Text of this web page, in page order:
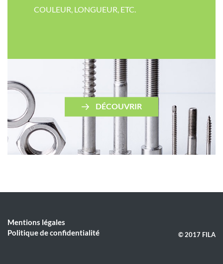
COULEUR​, LONGUEUR, ETC.
DÉCOUVRIR
Mentions légales
Politique de confidentialité
© 2017 FILA